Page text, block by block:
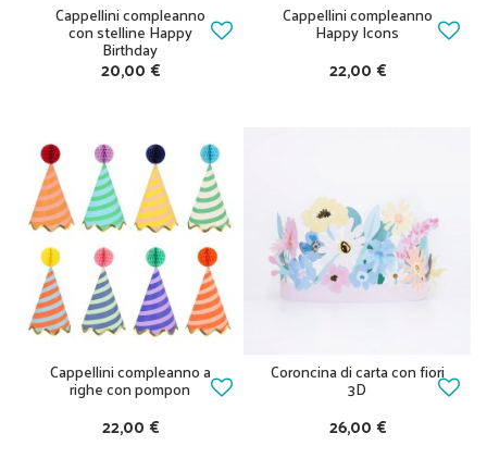
Cappellini compleanno
con stelline Happy
Birthday
20,00 €
Cappellini compleanno
Happy Icons
22,00 €
Cappellini compleanno a
righe con pompon
22,00 €
Coroncina di carta con fiori
3D
26,00 €